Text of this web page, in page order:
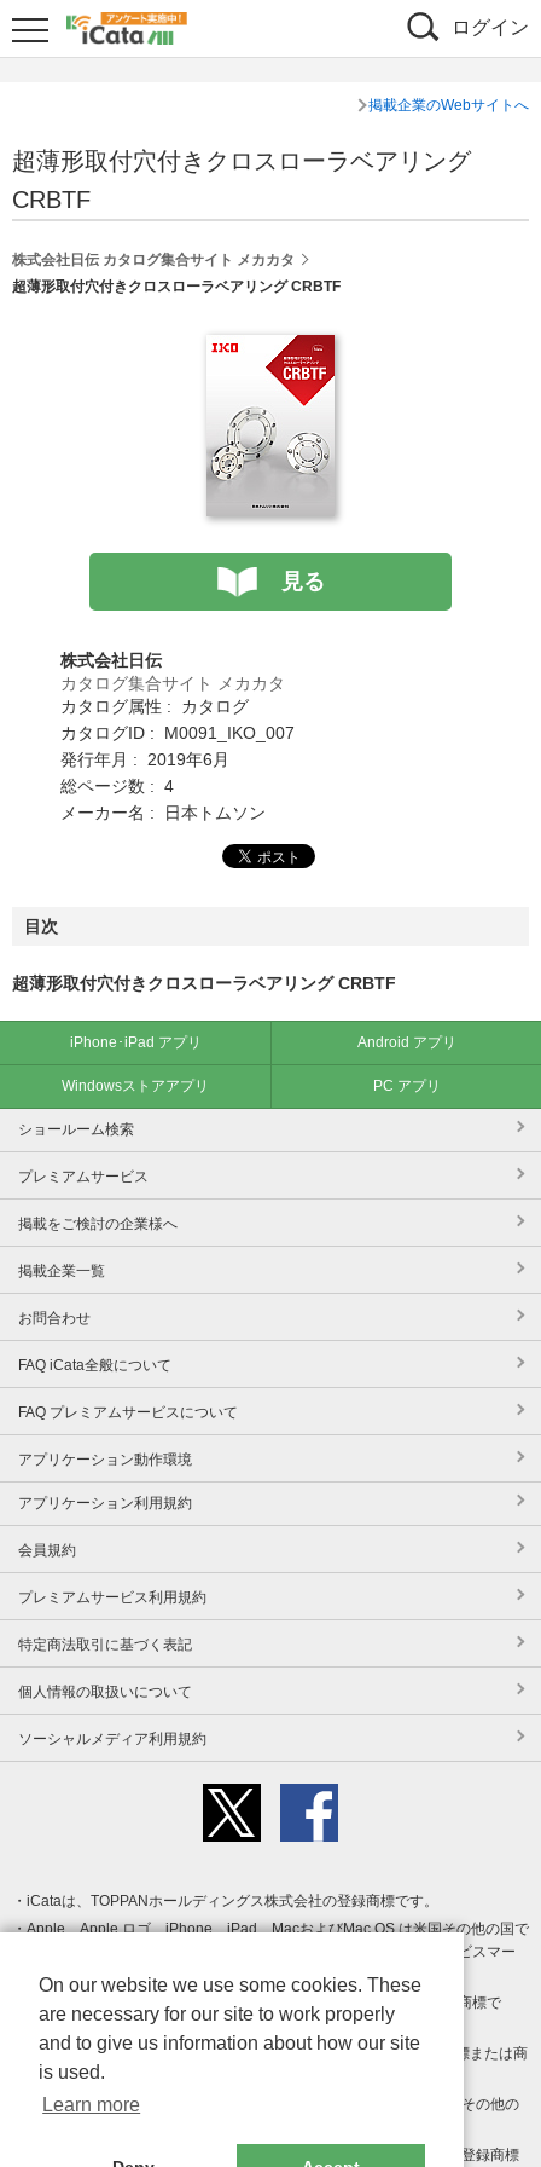
ログイン
掲載企業のWebサイトへ
超薄形取付穴付きクロスローラベアリング
CRBTF
株式会社日伝 カタログ集合サイト メカカタ
超薄形取付穴付きクロスローラベアリング CRBTF
見る
株式会社日伝
カタログ集合サイト メカカタ
カタログ属性 : カタログ
カタログID : M0091_IKO_007
発行年月 : 2019年6月
総ページ数 : 4
メーカー名 : 日本トムソン
目次
超薄形取付穴付きクロスローラベアリング CRBTF
iPhone･iPad アプリ Android アプリ
Windowsストアアプリ PC アプリ
ショールーム検索
プレミアムサービス
掲載をご検討の企業様へ
掲載企業一覧
お問合わせ
FAQ iCata全般について
FAQ プレミアムサービスについて
アプリケーション動作環境
アプリケーション利用規約
会員規約
プレミアムサービス利用規約
特定商法取引に基づく表記
個人情報の取扱いについて
ソーシャルメディア利用規約
iCataは、TOPPANホールディングス株式会社の登録商標です。
Apple、Apple ロゴ、iPhone、iPad、MacおよびMac OS は米国その他の国で
登録された Apple Inc. の商標です。App Store は Apple Inc. のサービスマー
クです。
Android、Google Play および Google Play ロゴ は Google LLC の商標で
す。
Windows は Microsoft Inc.の米国およびその他の国における登録商標または商
標です。
Adobe、Adobe Reader、Adobe PDF は、Adobe Inc.の米国およびその他の
その他、記載されている会社名、商品名、ロゴは各社の商標または登録商標
On our website we use some cookies. These
are necessary for our site to work properly
and to give us information about how our site
is used.
Learn more